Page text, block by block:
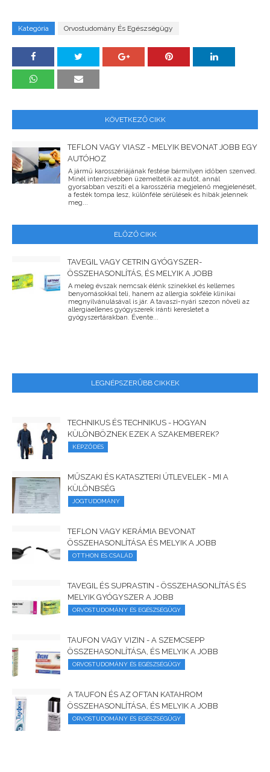
Kategória Orvostudomány És Egészségügy
KÖVETKEZŐ CIKK
TEFLON VAGY VIASZ - MELYIK BEVONAT JOBB EGY
AUTÓHOZ
A jármű karosszériájának festése bármilyen időben szenved.
Minél intenzívebben üzemeltetik az autót, annál
gyorsabban veszíti el a karosszéria megjelenő megjelenését,
a festék tompa lesz, különféle sérülések és hibák jelennek
meg...
ELŐZŐ CIKK
TAVEGIL VAGY CETRIN GYÓGYSZER-
ÖSSZEHASONLÍTÁS, ÉS MELYIK A JOBB
A meleg évszak nemcsak élénk színekkel és kellemes
benyomásokkal teli, hanem az allergia sokféle klinikai
megnyilvánulásával is jár. A tavaszi-nyári szezon növeli az
allergiaellenes gyógyszerek iránti keresletet a
gyógyszertárakban. Évente...
LEGNÉPSZERŰBB CIKKEK
TECHNIKUS ÉS TECHNIKUS - HOGYAN
KÜLÖNBÖZNEK EZEK A SZAKEMBEREK?
KÉPZŐDÉS
MŰSZAKI ÉS KATASZTERI ÚTLEVELEK - MI A
KÜLÖNBSÉG
JOGTUDOMÁNY
TEFLON VAGY KERÁMIA BEVONAT
ÖSSZEHASONLÍTÁSA ÉS MELYIK A JOBB
OTTHON ÉS CSALÁD
TAVEGIL ÉS SUPRASTIN - ÖSSZEHASONLÍTÁS ÉS
MELYIK GYÓGYSZER A JOBB
ORVOSTUDOMÁNY ÉS EGÉSZSÉGÜGY
TAUFON VAGY VIZIN - A SZEMCSEPP
ÖSSZEHASONLÍTÁSA, ÉS MELYIK A JOBB
ORVOSTUDOMÁNY ÉS EGÉSZSÉGÜGY
A TAUFON ÉS AZ OFTAN KATAHROM
ÖSSZEHASONLÍTÁSA, ÉS MELYIK A JOBB
ORVOSTUDOMÁNY ÉS EGÉSZSÉGÜGY